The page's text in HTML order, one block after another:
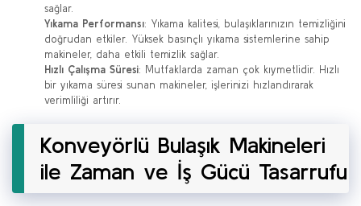
sağlar.
Yıkama Performansı: Yıkama kalitesi, bulaşıklarınızın temizliğini
doğrudan etkiler. Yüksek basınçlı yıkama sistemlerine sahip
makineler, daha etkili temizlik sağlar.
Hızlı Çalışma Süresi: Mutfaklarda zaman çok kıymetlidir. Hızlı
bir yıkama süresi sunan makineler, işlerinizi hızlandırarak
verimliliği artırır.
Konveyörlü Bulaşık Makineleri
ile Zaman ve İş Gücü Tasarrufu